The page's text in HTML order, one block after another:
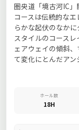
圏央道「境古河IC」
コースは伝統的な
らかな起伏のなか
スタイルのコース
ェアウェイの傾斜
て変化にとんだアン
ホール数
18H